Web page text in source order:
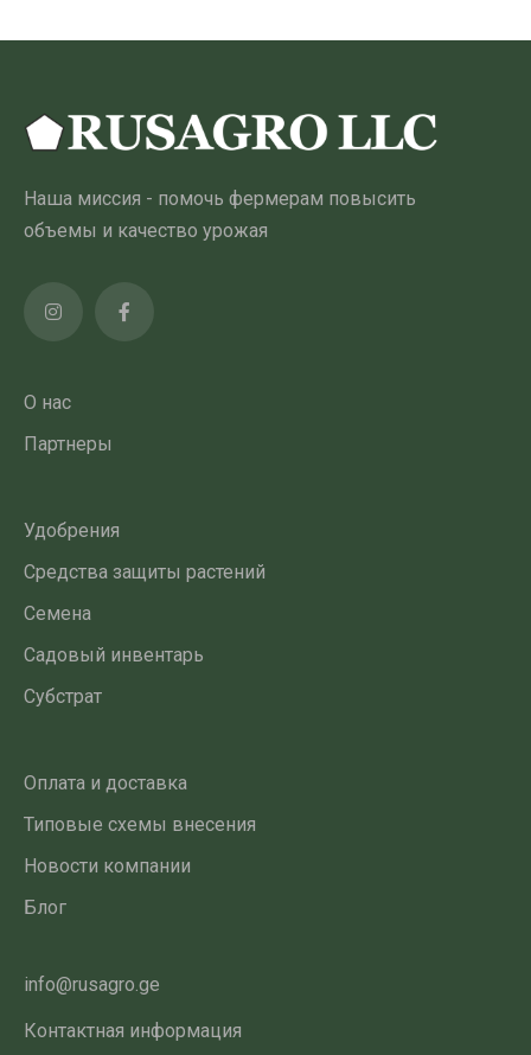
можно
выбрать
странице
товара
Наша миссия - помочь фермерам повысить
объемы и качество урожая
О нас
Партнеры
Удобрения
Средства защиты растений
Семена
Садовый инвентарь
Субстрат
Оплата и доставка
Типовые схемы внесения
Новости компании
Блог
info@rusagro.ge
Контактная информация